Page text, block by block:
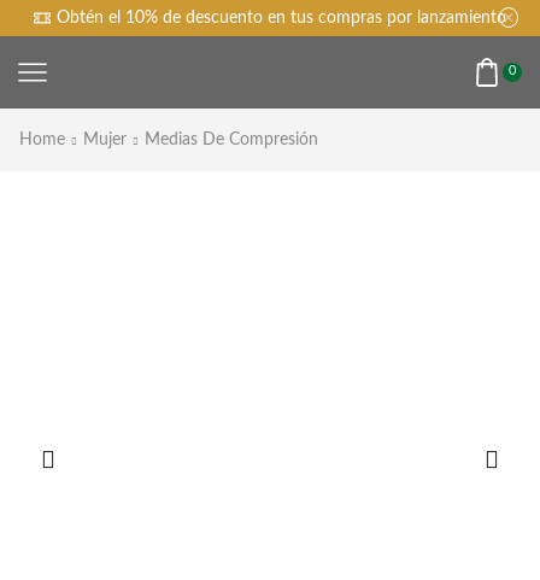
Obtén el 10% de descuento en tus compras por lanzamiento
0
Home Mujer Medias De Compresión